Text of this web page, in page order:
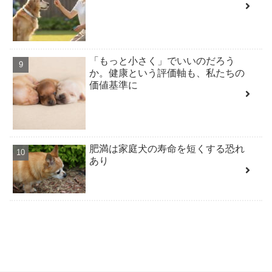
「もっと小さく」でいいのだろう
か。健康という評価軸も、私たちの
価値基準に
肥満は家庭犬の寿命を短くする恐れ
あり